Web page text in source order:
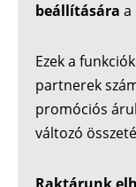
beállítására a
Ezek a
partnerek
promóciós
változó